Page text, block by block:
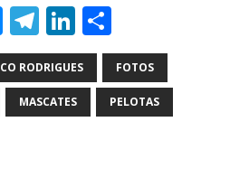
M
e
ss
e
T
el
e
g
Li
n
k
e
h
ar
e
RODRIGUES FOTOS
MASCATES PELOTAS